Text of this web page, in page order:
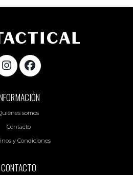
somos
Contacto
y Condiciones
CONTACTO